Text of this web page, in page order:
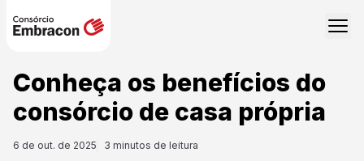
Conheça os benefícios do
consórcio de casa própria
6 de out. de 2025 3 minutos de leitura